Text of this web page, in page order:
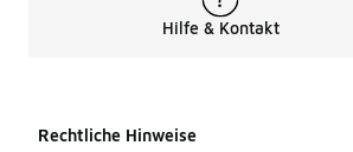
Hilfe & Kontakt
Rechtliche Hinweise